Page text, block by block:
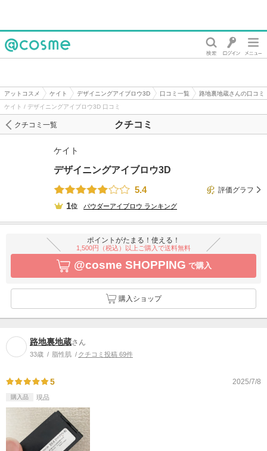
アットコスメ ケイト デザイニングアイブロウ3D 口コミ一覧
路地裏地蔵さんの口コミ
ケイト / デザイニングアイブロウ3D 口コミ
クチコミ
クチコミ一覧
ケイト
デザイニングアイブロウ3D
5.4
評価グラフ
1位 パウダーアイブロウ ランキング
ポイントがたまる！使える！
1,500円（税込）以上ご購入で送料無料
@cosme SHOPPING で購入
購入ショップ
路地裏地蔵さん
33歳 脂性肌 クチコミ投稿 69件
5 2025/7/8
購入品 現品